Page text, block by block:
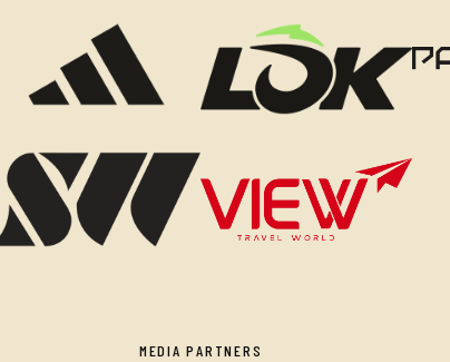
MEDIA PARTNERS